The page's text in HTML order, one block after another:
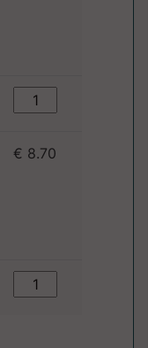
€ 8.70